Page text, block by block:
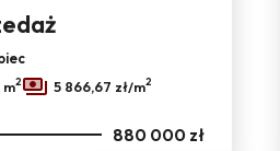
m2 5 866,67 zł/m2
880 000 zł